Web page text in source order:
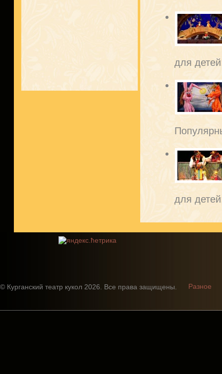
для
для
© Курганский театр кукол 2026. Все права защищены. Разное